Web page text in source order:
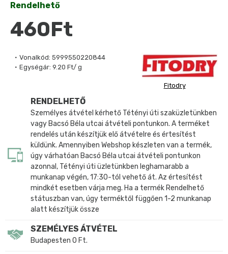
Vonalkód: 5999550220844
Egységár: 9.20 Ft/ g
Fitodry
Rendelhető
460Ft
RENDELHETŐ
Személyes átvétel kérhető Tétényi úti szaküzletünkben
vagy Bacsó Béla utcai átvételi pontunkon. A terméket
rendelés után készítjük elő átvételre és értesítést
küldünk. Amennyiben Webshop készleten van a termék,
úgy várhatóan Bacsó Béla utcai átvételi pontunkon
azonnal, Tétényi úti üzletünkben leghamarabb a
munkanap végén, 17:30-tól vehető át. Az értesítést
mindkét esetben várja meg. Ha a termék Rendelhető
státuszban van, úgy terméktől függően 1-2 munkanap
alatt készítjük össze
SZEMÉLYES ÁTVÉTEL
Budapesten 0 Ft.